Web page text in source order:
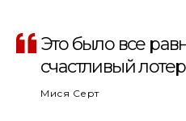
Это было все
счастливый
Мися Серт